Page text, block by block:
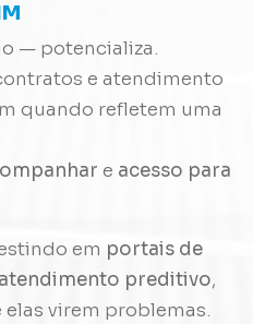
— potencializa.
e atendimento
quando refletem uma
e acesso para
em portais de
preditivo,
virem problemas.